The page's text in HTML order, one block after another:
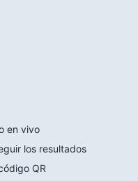
en vivo
los resultados
QR